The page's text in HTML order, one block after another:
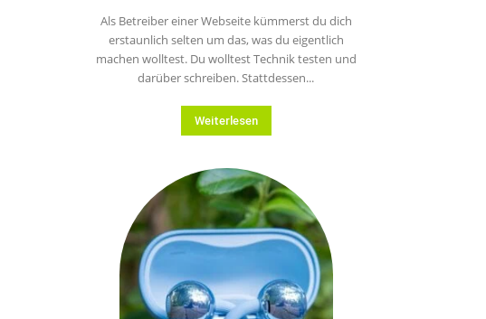
Als Betreiber einer Webseite kümmerst du dich
erstaunlich selten um das, was du eigentlich
machen wolltest. Du wolltest Technik testen und
darüber schreiben. Stattdessen...
Weiterlesen